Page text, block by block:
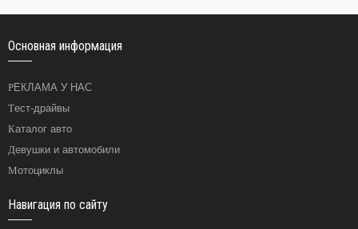
Основная информация
РЕКЛАМА У НАС
Тест-драйвы
Каталог авто
Девушки и автомобили
Мотоциклы
Навигация по сайту